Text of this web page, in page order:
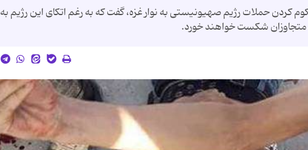
حملات رژیم صهیونیستی به نوار غزه، گفت که به رغم اتکای این رژیم به
متجاوزان شکست خواهند خورد.